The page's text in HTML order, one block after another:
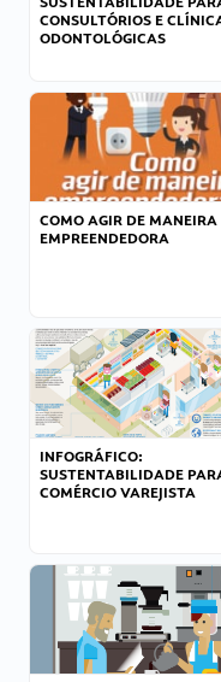
CONSULTÓRIOS E
ODONTOLÓGICAS
COMO AGIR DE MANEIRA
EMPREENDEDORA
INFOGRÁFICO:
SUSTENTABILIDADE
COMÉRCIO VAREJISTA